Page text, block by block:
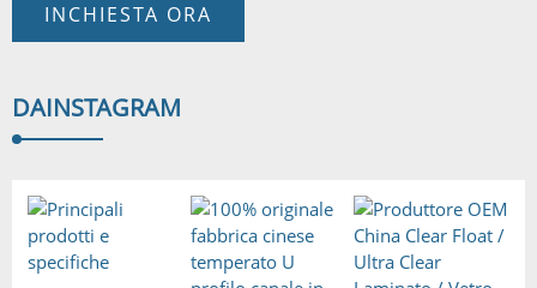
INCHIESTA ORA
DAINSTAGRAM